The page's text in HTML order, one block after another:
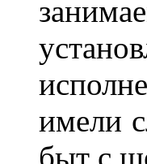
имели
быт с